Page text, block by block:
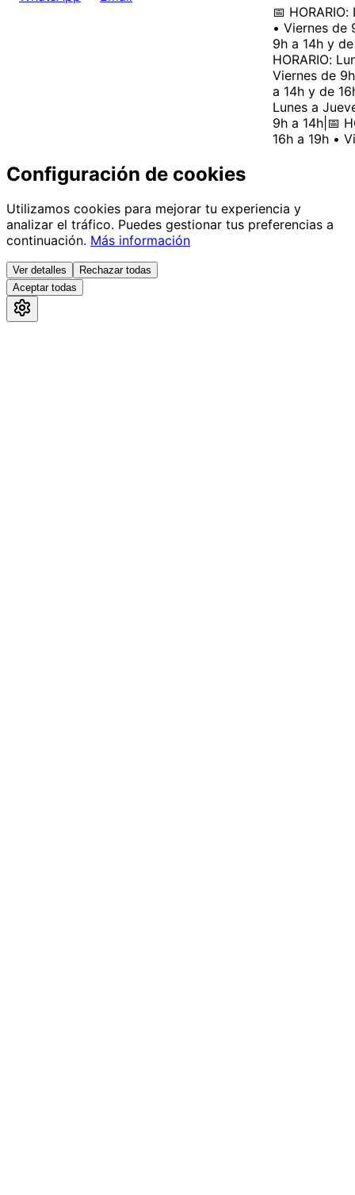
📅
• Viernes de
9h a 14h y
HORARIO:
Viernes de 9h
a 14h y de
Lunes a
9h a 14h|📅
16h a 19h •
Configuración de cookies
Utilizamos cookies para mejorar tu experiencia y
analizar el tráfico. Puedes gestionar tus preferencias a
continuación. Más información
Ver detalles
Rechazar todas
Aceptar todas